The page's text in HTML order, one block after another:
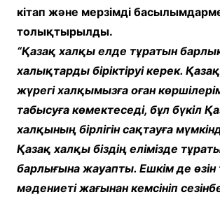
кітап және мерзімді
толықтырылды.
“Қазақ халқы елде тұратын
халықтарды біріктіруі керек.
жүрегі халқымызға оған
табысуға көмектеседі, бұл бүкіл
халқының бірлігін сақтауға
Қазақ халқы біздің елімізде
барлығына жауапты. Ешкім де өзін
мәдениеті жағынан кемсініп